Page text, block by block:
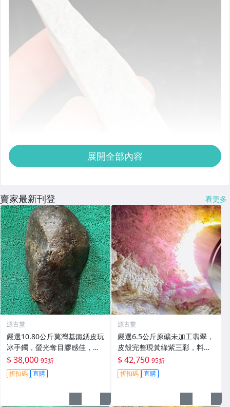
展開全部內容
賣家最新刊登 看更多
源古堂
嚴選10.80公斤莫灣基鐵銹皮玩
冰手鐲，螢光奪目膠感佳，收
藏把玩兩相宜 磯石 標本 翡翠
玉石
$ 38,000 95折
折扣碼 直購
源古堂
嚴選6.5公斤原礦未加工翡翠，
皮殼完整現黃綠紫三彩，料質
細膩春色佳，適合把玩與收藏
高級春帶彩手鐲 翡翠 碧玉
$ 42,750 95折
折扣碼 直購